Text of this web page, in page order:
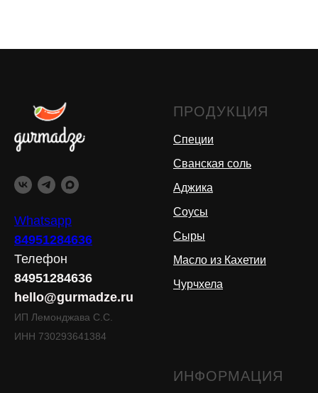
Whatsapp
84951284636
Телефон
84951284636
hello@gurmadze.ru
ИП Лемонджава С.С.
ИНН 730293641384
ПРОДУКЦИЯ
Специи
Сванская соль
Аджика
Соусы
Сыры
Масло из Кахетии
Чурчхела
ИНФОРМАЦИЯ